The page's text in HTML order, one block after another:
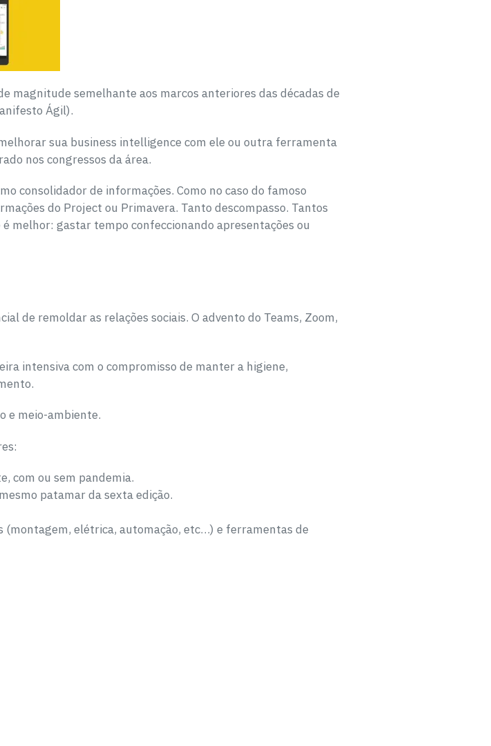
magnitude semelhante aos marcos anteriores das décadas de
Ágil).
sua business intelligence com ele ou outra ferramenta
nos congressos da área.
consolidador de informações. Como no caso do famoso
do Project ou Primavera. Tanto descompasso. Tantos
melhor: gastar tempo confeccionando apresentações ou
de remoldar as relações sociais. O advento do Teams, Zoom,
intensiva com o compromisso de manter a higiene,
e meio-ambiente.
com ou sem pandemia.
patamar da sexta edição.
(montagem, elétrica, automação, etc…) e ferramentas de